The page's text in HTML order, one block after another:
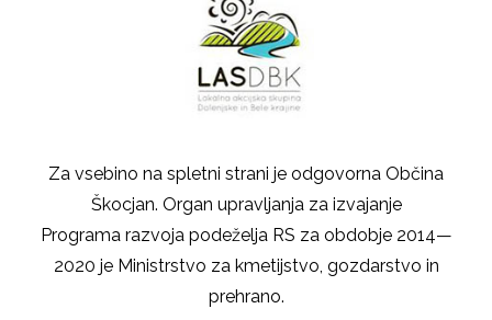
Za vsebino na spletni strani je odgovorna Občina
Škocjan. Organ upravljanja za izvajanje
Programa razvoja podeželja RS za obdobje 2014—
2020 je Ministrstvo za kmetijstvo, gozdarstvo in
prehrano.